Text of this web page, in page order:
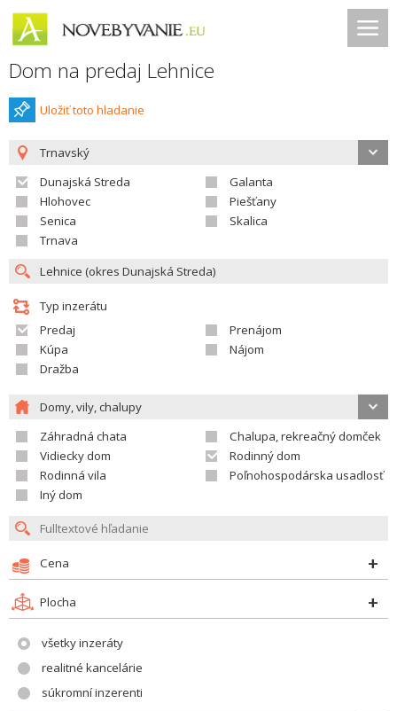
Dom na predaj Lehnice
Uložiť toto hladanie
Trnavský
Dunajská Streda
Galanta
Hlohovec
Piešťany
Senica
Skalica
Trnava
Typ inzerátu
Predaj
Prenájom
Kúpa
Nájom
Dražba
Domy, vily, chalupy
Záhradná chata
Chalupa, rekreačný domček
Vidiecky dom
Rodinný dom
Rodinná vila
Poľnohospodárska usadlosť
Iný dom
Cena
Plocha
všetky inzeráty
realitné kancelárie
súkromní inzerenti